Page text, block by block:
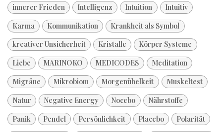
innerer Frieden
Intelligenz Intuition
Intuitiv
Karma
Kommunikation
Krankheit als Symbol
kreativer Unsicherheit
Kristalle
Körper Systeme
Liebe
MARINOKO MEDICODES
Meditation
Migräne
Mikrobiom Morgenübelkeit
Muskeltest
Natur
Negative Energy Nocebo
Nährstoffe
Panik
Pendel Persönlichkeit Placebo
Polarität